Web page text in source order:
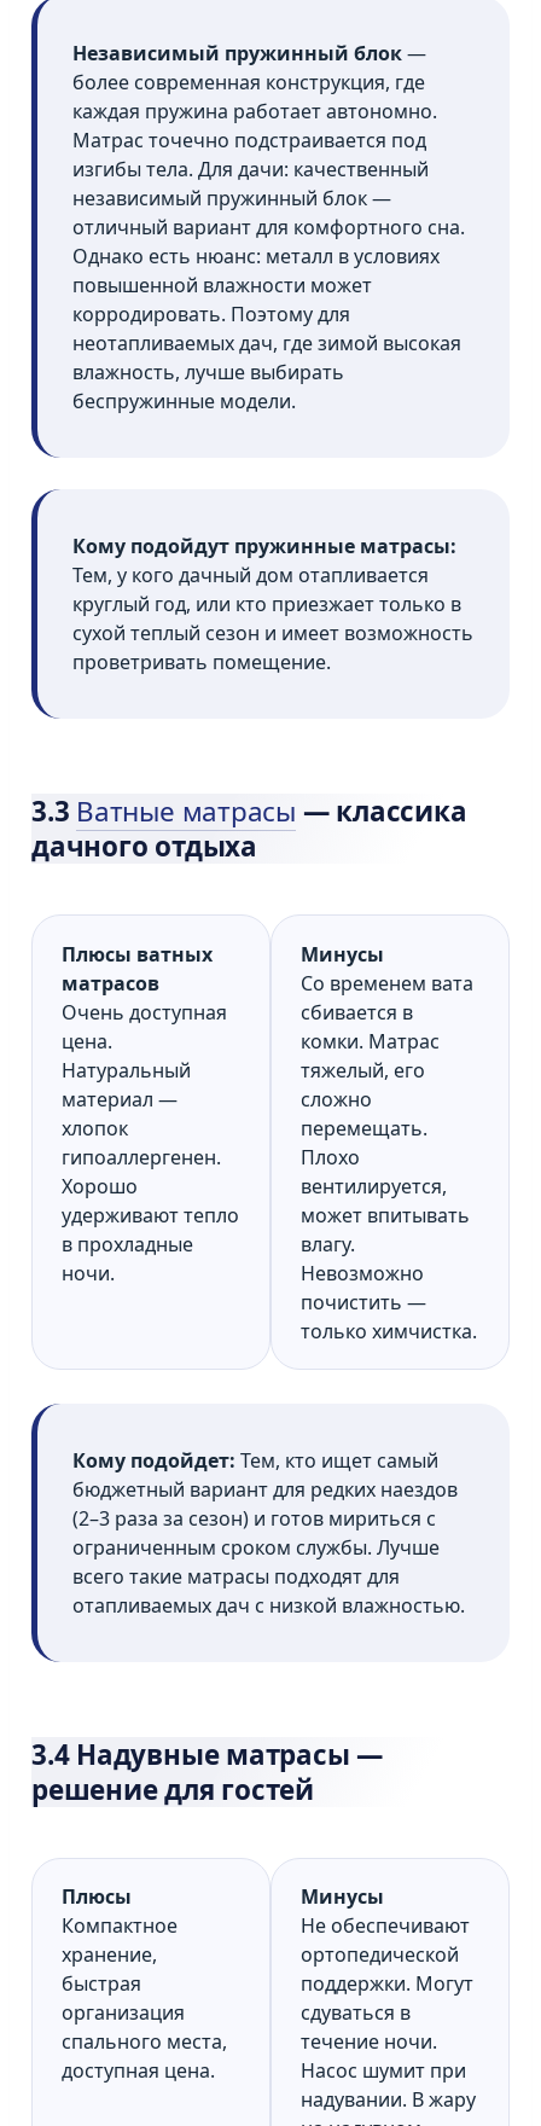
Независимый пружинный блок—
более современная конструкция, где
каждая пружина работает автономно.
Матрас точечно подстраивается под
изгибы тела. Для дачи: качественный
независимый пружинный блок —
отличный вариант для комфортного сна.
Однако есть нюанс: металл в условиях
повышенной влажности может
корродировать. Поэтому для
неотапливаемых дач, где зимой высокая
влажность, лучше выбирать
беспружинные модели.
Кому подойдут пружинные матрасы:
Тем, у кого дачный дом отапливается
круглый год, или кто приезжает только в
сухой теплый сезон и имеет возможность
проветривать помещение.
3.3 Ватные матрасы — классика
дачного отдыха
Плюсы ватных
матрасов
Очень доступная
цена.
Натуральный
материал —
хлопок
гипоаллергенен.
Хорошо
удерживают тепло
в прохладные
ночи.
Минусы
Со временем вата
сбивается в
комки. Матрас
тяжелый, его
сложно
перемещать.
Плохо
вентилируется,
может впитывать
влагу.
Невозможно
почистить —
только химчистка.
Кому подойдет: Тем, кто ищет самый
бюджетный вариант для редких наездов
(2–3 раза за сезон) и готов мириться с
ограниченным сроком службы. Лучше
всего такие матрасы подходят для
отапливаемых дач с низкой влажностью.
3.4 Надувные матрасы —
решение для гостей
Плюсы
Компактное
хранение,
быстрая
организация
спального места,
доступная цена.
Минусы
Не обеспечивают
ортопедической
поддержки. Могут
сдуваться в
течение ночи.
Насос шумит при
надувании. В жару